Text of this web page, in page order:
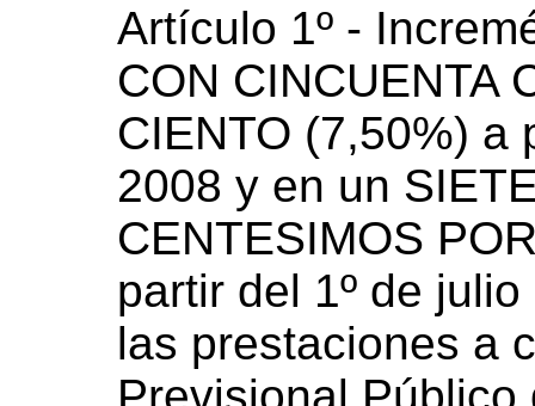
Artículo 1º -
CON CINCUENTA
CIENTO (7,50%) a
2008 y en un
CENTESIMOS
partir del 1º de
las prestaciones a
Previsional Público